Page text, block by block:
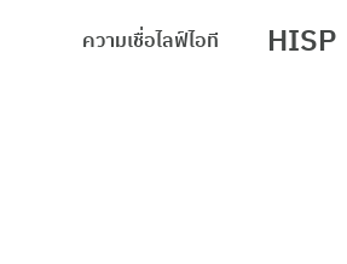
ความเชื่อไลฟ์ไอที HISP